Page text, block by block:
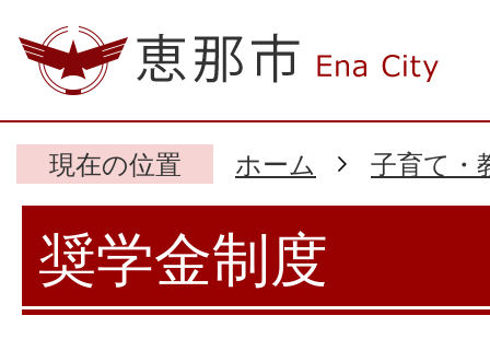
現在の位置 ホーム 子育て・
奨学金制度